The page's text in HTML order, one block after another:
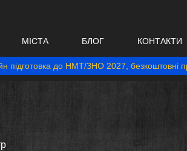
МІСТА БЛОГ КОНТАКТИ
підготовка до НМТ/ЗНО 2027, безкоштовні